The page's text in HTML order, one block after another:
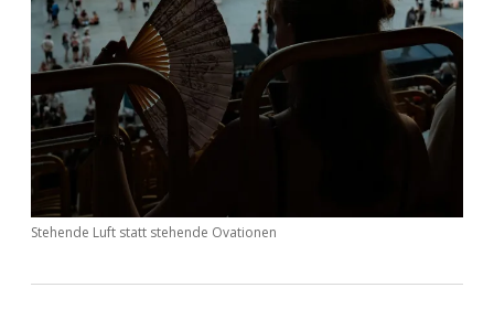
Stehende Luft statt stehende Ovationen